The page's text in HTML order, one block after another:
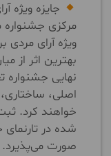
جایزه ویژه
مرکزی جشنواره
ویژه آرای مردی
بهترین اثر از
نهایی
اصلی،
خواهند کرد.
صورت